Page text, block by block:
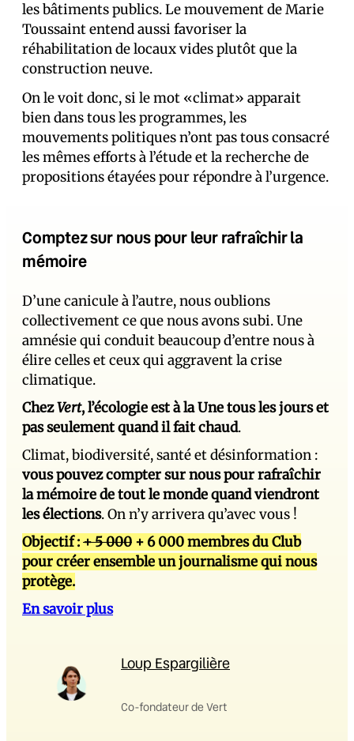
les bâtiments publics. Le mouvement de Marie
Toussaint entend aussi favoriser la
réhabilitation de locaux vides plutôt que la
construction neuve.
On le voit donc, si le mot «climat» apparait
bien dans tous les programmes, les
mouvements politiques n’ont pas tous consacré
les mêmes efforts à l’étude et la recherche de
propositions étayées pour répondre à l’urgence.
Comptez sur nous pour leur rafraîchir la
mémoire
D’une canicule à l’autre, nous oublions
collectivement ce que nous avons subi. Une
amnésie qui conduit beaucoup d’entre nous à
élire celles et ceux qui aggravent la crise
climatique.
ChezVert, l’écologie est à la Une tous les jours et
pas seulement quand il fait chaud.
Climat, biodiversité, santé et désinformation :
vous pouvez compter sur nous pour rafraîchir
la mémoire de tout le monde quand viendront
les élections. On n’y arrivera qu’avec vous !
Objectif :+ 5 000 + 6 000 membres du Club
pour créer ensemble un journalisme qui nous
protège.
En savoir plus
Loup Espargilière
Co-fondateur de Vert